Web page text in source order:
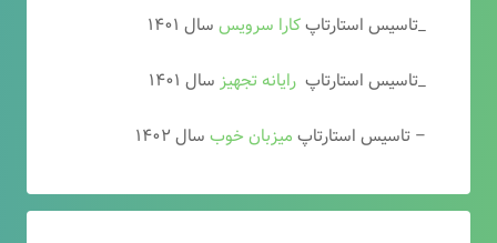
_تاسیس استارتاپکارا سرویس سال ۱۴۰۱
_تاسیس استارتاپ رایانه تجهیز سال ۱۴۰۱
– تاسیس استارتاپ میزبان خوب سال ۱۴۰۲